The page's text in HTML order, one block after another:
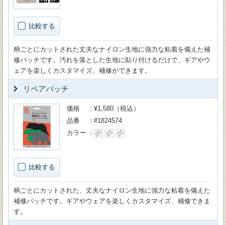
比較する
柄ごとにカットされた丈夫なナイロン生地に強力な粘着を備えた補
修パッチです。汚れを落とした生地に貼り付けるだけで、ギアやウ
ェアを楽しくカスタマイズ、補修ができます。
リペアパッチ
比較する
価格
¥1,580（税込）
品番
#1824574
カラー
柄ごとにカットされた、丈夫なナイロン生地に強力な粘着を備えた
補修パッチです。ギアやウェアを楽しくカスタマイズ、補修できま
す。